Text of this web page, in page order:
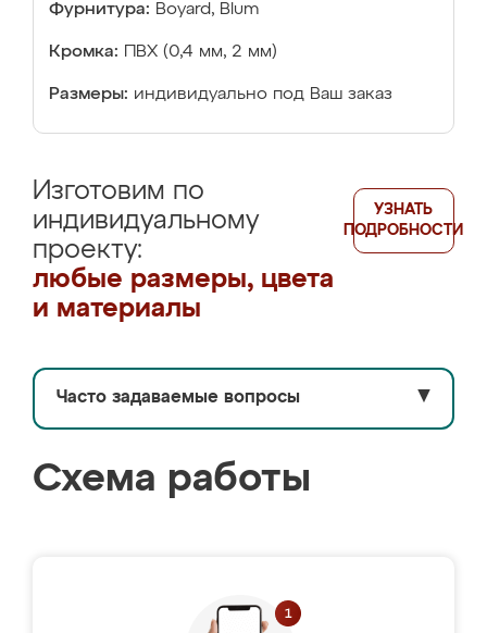
Фурнитура: Boyard, Blum
Кромка: ПВХ (0,4 мм, 2 мм)
Размеры: индивидуально под Ваш заказ
Изготовим по
индивидуальному
проекту:
любые размеры, цвета
и материалы
УЗНАТЬ
ПОДРОБНОСТИ
Часто задаваемые вопросы ▼
Схема работы